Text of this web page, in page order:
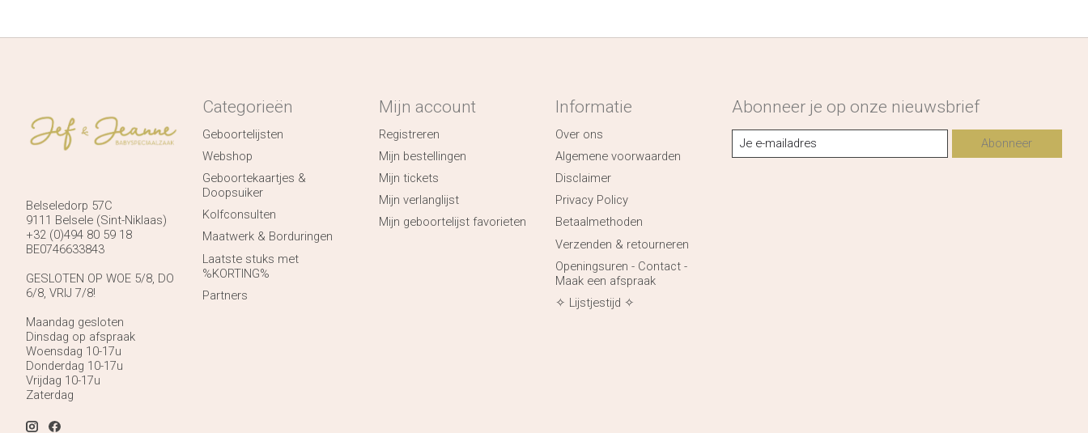
Belseledorp 57C
9111 Belsele (Sint-Niklaas)
+32 (0)494 80 59 18
BE0746633843
GESLOTEN OP WOE 5/8, DO
6/8, VRIJ 7/8!
Maandag gesloten
Dinsdag op afspraak
Woensdag 10-17u
Donderdag 10-17u
Vrijdag 10-17u
Zaterdag
Categorieën
Geboortelijsten
Webshop
Geboortekaartjes &
Doopsuiker
Kolfconsulten
Maatwerk & Borduringen
Laatste stuks met
%KORTING%
Partners
Mijn account
Registreren
Mijn bestellingen
Mijn tickets
Mijn verlanglijst
Mijn geboortelijst favorieten
Informatie
Over ons
Algemene voorwaarden
Disclaimer
Privacy Policy
Betaalmethoden
Verzenden & retourneren
Openingsuren - Contact -
Maak een afspraak
✧ Lijstjestijd ✧
Abonneer je op onze nieuwsbrief
Abonneer